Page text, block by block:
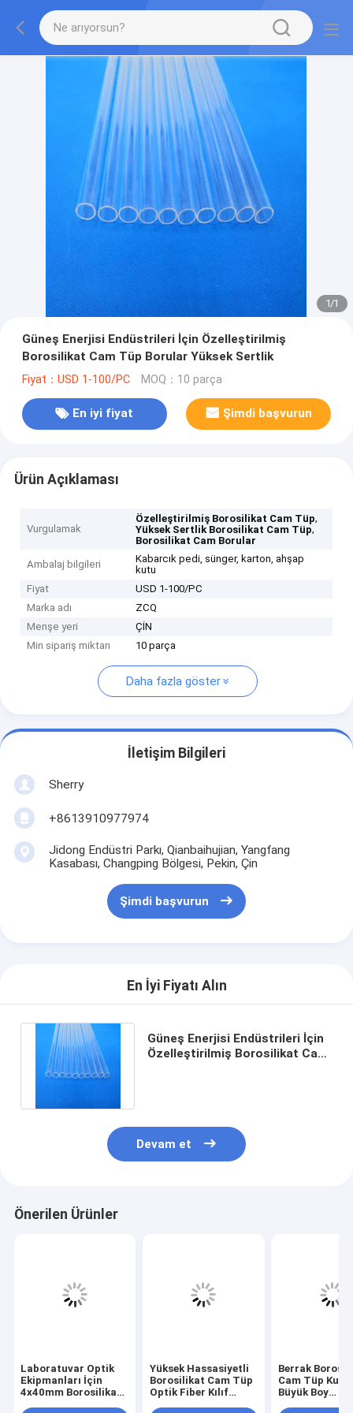
1/1
Güneş Enerjisi Endüstrileri İçin Özelleştirilmiş
Borosilikat Cam Tüp Borular Yüksek Sertlik
Fiyat：USD 1-100/PC MOQ：10 parça
En iyi fiyat Şimdi başvurun
Ürün Açıklaması
Vurgulamak
Özelleştirilmiş Borosilikat Cam Tüp,
Yüksek Sertlik Borosilikat Cam Tüp,
Borosilikat Cam Borular
Ambalaj bilgileri
Kabarcık pedi, sünger, karton, ahşap
kutu
Fiyat
USD 1-100/PC
Marka adı
ZCQ
Menşe yeri
ÇİN
Min sipariş miktarı
10 parça
Daha fazla göster
İletişim Bilgileri
Sherry
+8613910977974
Jidong Endüstri Parkı, Qianbaihujian, Yangfang
Kasabası, Changping Bölgesi, Pekin, Çin
Şimdi başvurun
En İyi Fiyatı Alın
Güneş Enerjisi Endüstrileri İçin
Özelleştirilmiş Borosilikat Cam
Devam et
Önerilen Ürünler
Laboratuvar Optik
Ekipmanları İçin
4x40mm Borosilikat
Yüksek Hassasiyetli
Borosilikat Cam Tüp
Optik Fiber Kılıf
Berrak
Cam Tüp
Büyük Boy